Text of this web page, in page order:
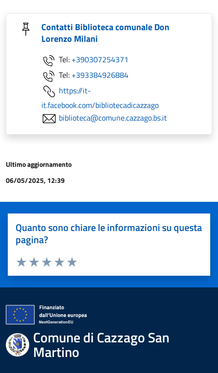
Contatti Biblioteca comunale Don
Lorenzo Milani
Tel: +390307254371
Tel: +393384926884
https://it-
it.facebook.com/bibliotecadicazzago
biblioteca@comune.cazzago.bs.it
Ultimo aggiornamento
06/05/2025, 12:39
Quanto sono chiare le informazioni su questa
pagina?
Valuta 5 stelle su 5
Valuta 4 stelle su 5
Valuta 3 stelle su 5
Valuta 2 stelle su 5
Valuta 1 stelle su 5
Comune di Cazzago San
Martino